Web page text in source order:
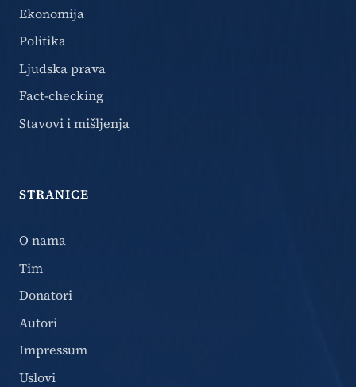
Ekonomija
Politika
Ljudska prava
Fact-checking
Stavovi i mišljenja
STRANICE
O nama
Tim
Donatori
Autori
Impressum
Uslovi